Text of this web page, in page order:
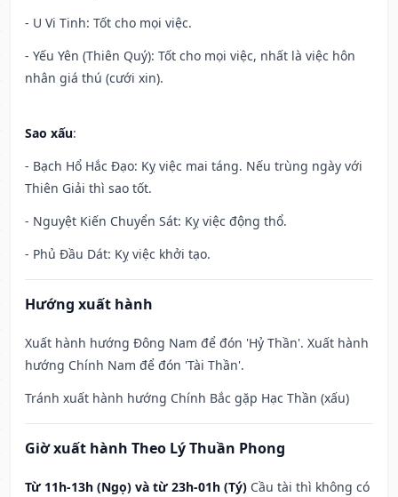
- U Vi Tinh: Tốt cho mọi việc.
- Yếu Yên (Thiên Quý): Tốt cho mọi việc, nhất là việc hôn
nhân giá thú (cưới xin).
Sao xấu:
- Bạch Hổ Hắc Đạo: Kỵ việc mai táng. Nếu trùng ngày với
Thiên Giải thì sao tốt.
- Nguyệt Kiến Chuyển Sát: Kỵ việc động thổ.
- Phủ Đầu Dát: Kỵ việc khởi tạo.
Hướng xuất hành
Xuất hành hướng Đông Nam để đón 'Hỷ Thần'. Xuất hành
hướng Chính Nam để đón 'Tài Thần'.
Tránh xuất hành hướng Chính Bắc gặp Hạc Thần (xấu)
Giờ xuất hành Theo Lý Thuần Phong
Từ 11h-13h (Ngọ) và từ 23h-01h (Tý) Cầu tài thì không có